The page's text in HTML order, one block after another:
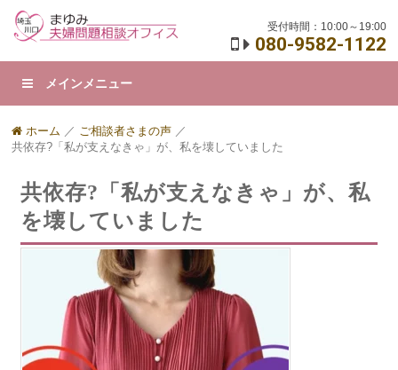
受付時間：10:00～19:00
080-9582-1122
メインメニュー
ホーム ／ ご相談者さまの声 ／
共依存?「私が支えなきゃ」が、私を壊していました
共依存?「私が支えなきゃ」が、私
を壊していました